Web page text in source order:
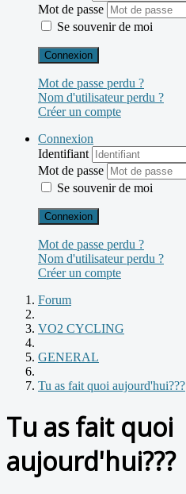
Mot de passe
Se souvenir de moi
Connexion
Mot de passe perdu ?
Nom d'utilisateur perdu ?
Créer un compte
Connexion
Identifiant
Mot de passe
Se souvenir de moi
Connexion
Mot de passe perdu ?
Nom d'utilisateur perdu ?
Créer un compte
Forum
VO2 CYCLING
GENERAL
Tu as fait quoi aujourd'hui???
Tu as fait quoi
aujourd'hui???